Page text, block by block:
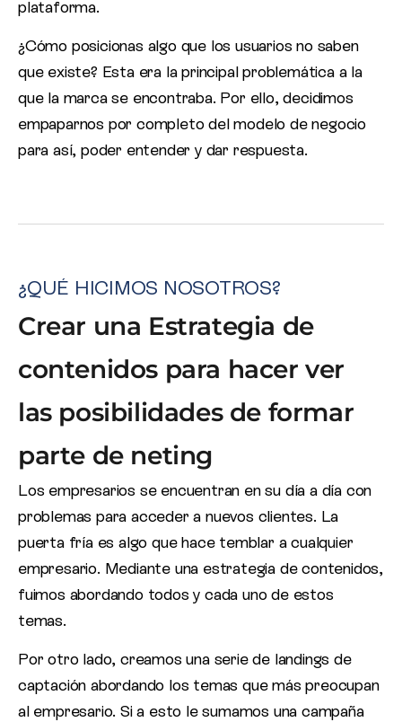
plataforma.
¿Cómo posicionas algo que los usuarios no saben
que existe? Esta era la principal problemática a la
que la marca se encontraba. Por ello, decidimos
empaparnos por completo del modelo de negocio
para así, poder entender y dar respuesta.
¿QUÉ HICIMOS NOSOTROS?
Crear una Estrategia de
contenidos para hacer ver
las posibilidades de formar
parte de neting
Los empresarios se encuentran en su día a día con
problemas para acceder a nuevos clientes. La
puerta fría es algo que hace temblar a cualquier
empresario. Mediante una estrategia de contenidos,
fuimos abordando todos y cada uno de estos
temas.
Por otro lado, creamos una serie de landings de
captación abordando los temas que más preocupan
al empresario. Si a esto le sumamos una campaña